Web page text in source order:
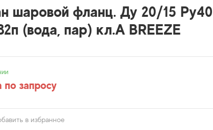
шаровой фланц. Ду 20/15
(вода, пар) кл.А BREEZE
по запросу
в избранное